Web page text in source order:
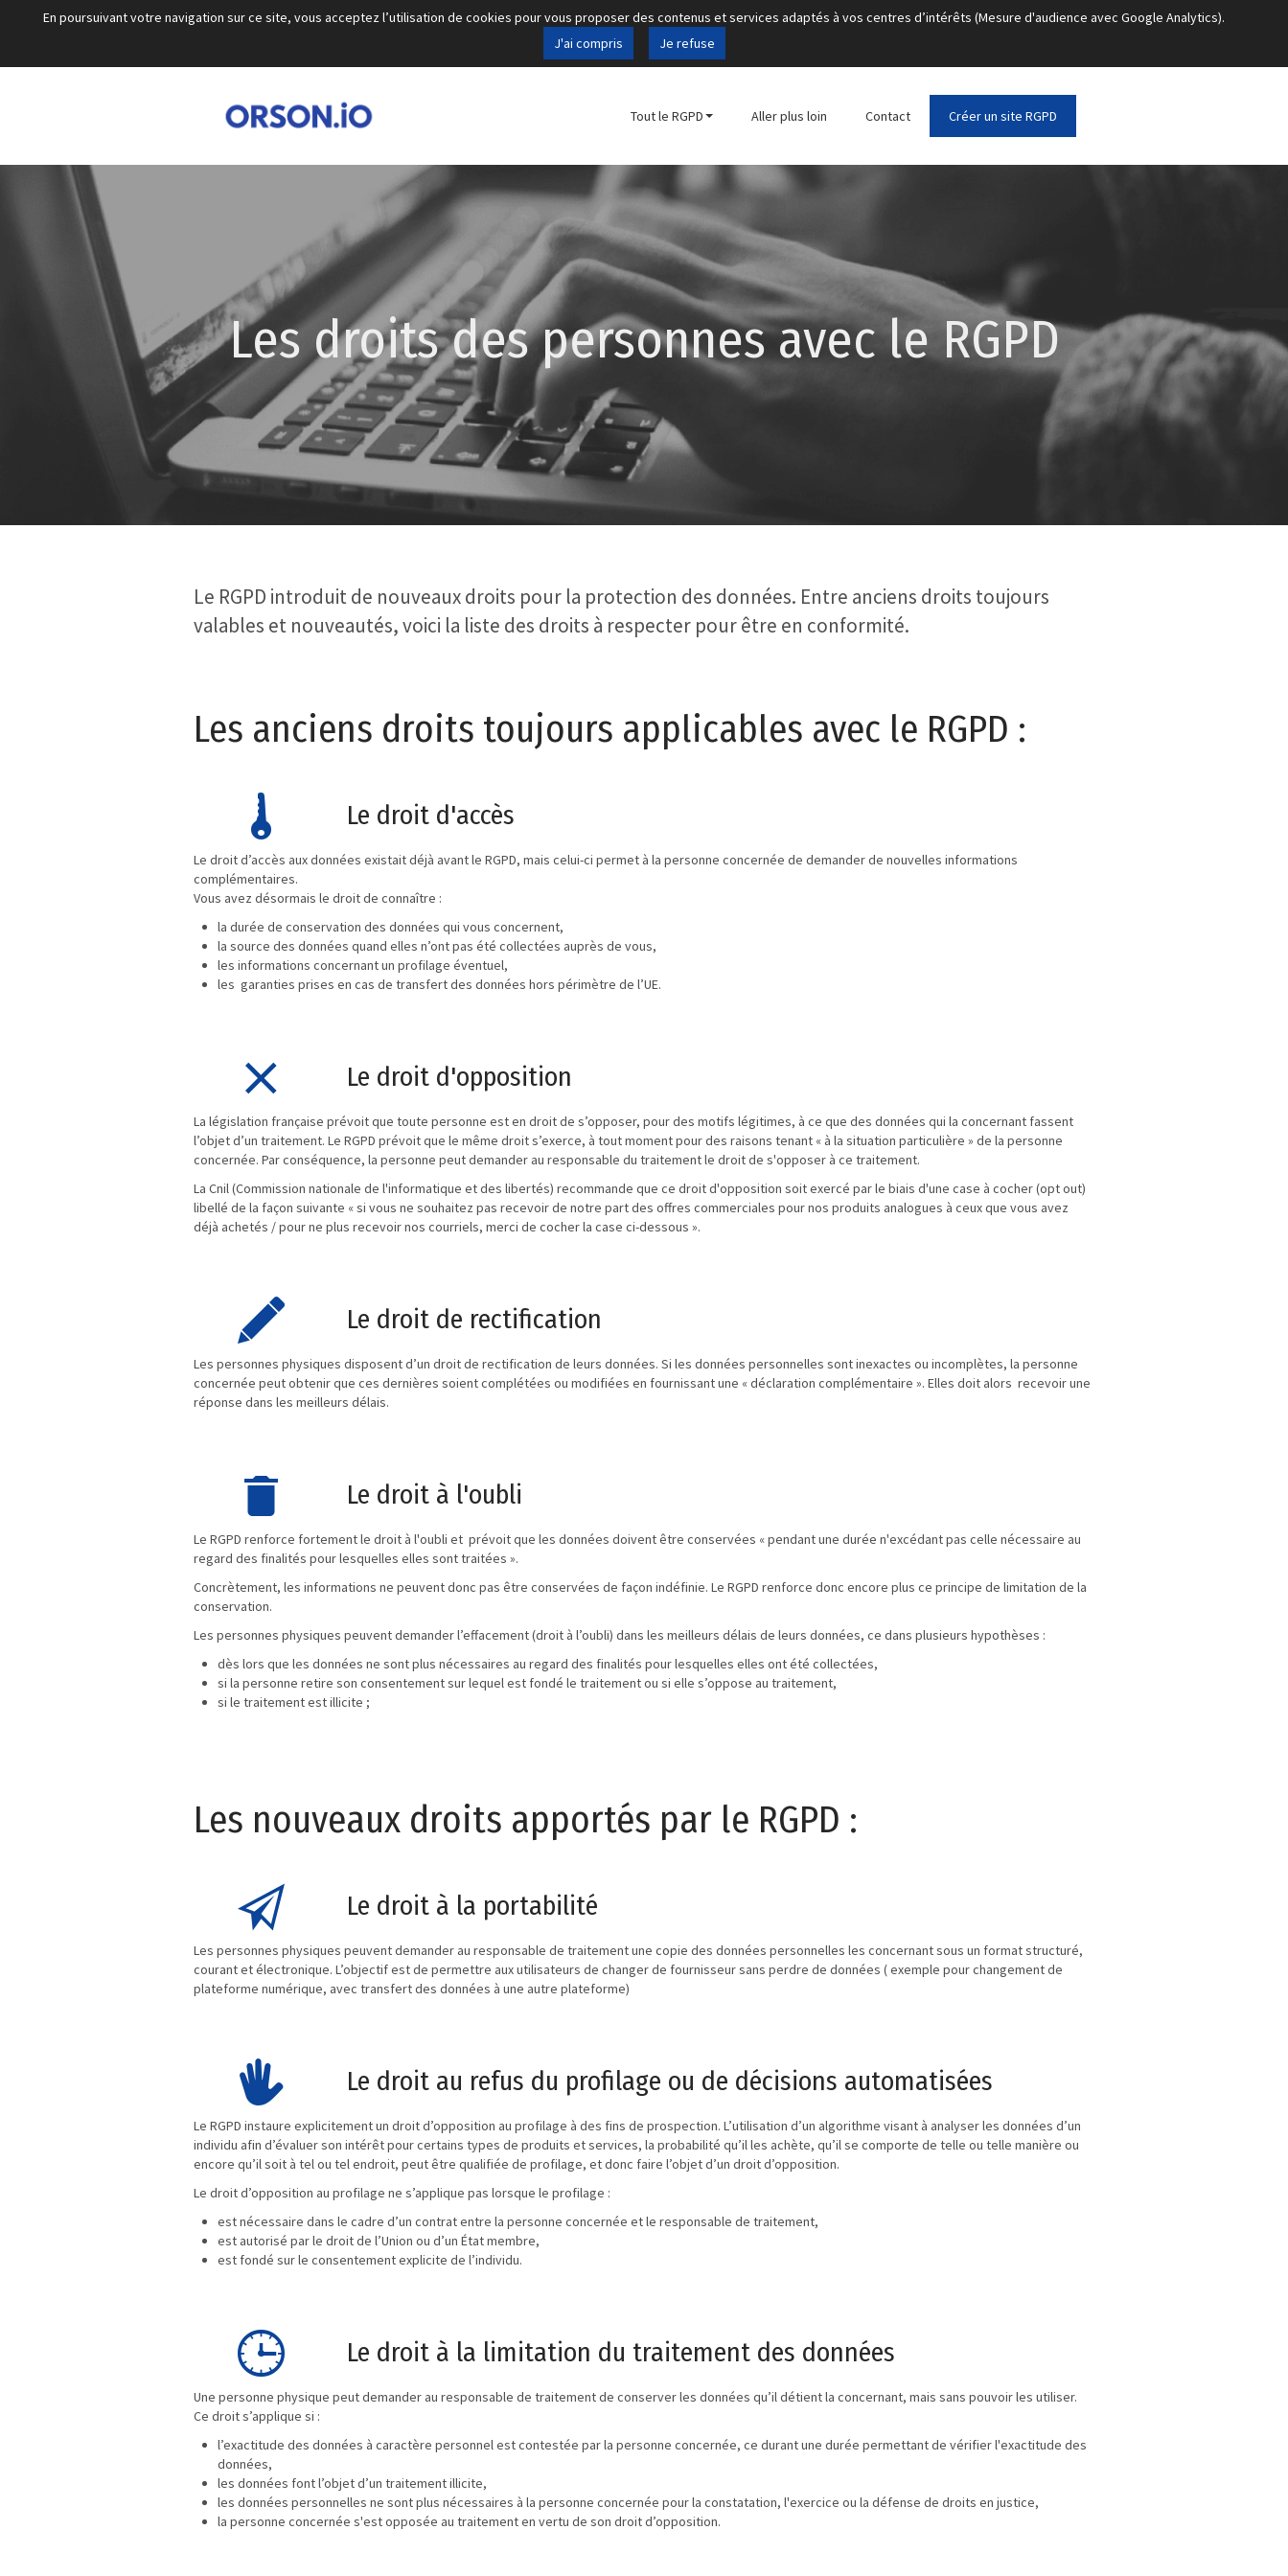
En poursuivant votre navigation sur ce site, vous acceptez l’utilisation de cookies pour vous proposer des contenus et services adaptés à vos centres d’intérêts (Mesure d'audience avec Google Analytics).
J'ai compris
Je refuse
Tout le RGPD Aller plus loin Contact Créer un site RGPD
Les droits des personnes avec le RGPD
Le RGPD introduit de nouveaux droits pour la protection des données. Entre anciens droits toujours
valables et nouveautés, voici la liste des droits à respecter pour être en conformité.
Les anciens droits toujours applicables avec le RGPD :
Le droit d'accès
Le droit d’accès aux données existait déjà avant le RGPD, mais celui-ci permet à la personne concernée de demander de nouvelles informations
complémentaires.
Vous avez désormais le droit de connaître :
la durée de conservation des données qui vous concernent,
la source des données quand elles n’ont pas été collectées auprès de vous,
les informations concernant un profilage éventuel,
les garanties prises en cas de transfert des données hors périmètre de l’UE.
Le droit d'opposition
La législation française prévoit que toute personne est en droit de s’opposer, pour des motifs légitimes, à ce que des données qui la concernant fassent
l’objet d’un traitement. Le RGPD prévoit que le même droit s’exerce, à tout moment pour des raisons tenant « à la situation particulière » de la personne
concernée. Par conséquence, la personne peut demander au responsable du traitement le droit de s'opposer à ce traitement.
La Cnil (Commission nationale de l'informatique et des libertés) recommande que ce droit d'opposition soit exercé par le biais d'une case à cocher (opt out)
libellé de la façon suivante « si vous ne souhaitez pas recevoir de notre part des offres commerciales pour nos produits analogues à ceux que vous avez
déjà achetés / pour ne plus recevoir nos courriels, merci de cocher la case ci-dessous ».
Le droit de rectification
Les personnes physiques disposent d’un droit de rectification de leurs données. Si les données personnelles sont inexactes ou incomplètes, la personne
concernée peut obtenir que ces dernières soient complétées ou modifiées en fournissant une « déclaration complémentaire ». Elles doit alors recevoir une
réponse dans les meilleurs délais.
Le droit à l'oubli
Le RGPD renforce fortement le droit à l'oubli et prévoit que les données doivent être conservées « pendant une durée n'excédant pas celle nécessaire au
regard des finalités pour lesquelles elles sont traitées ».
Concrètement, les informations ne peuvent donc pas être conservées de façon indéfinie. Le RGPD renforce donc encore plus ce principe de limitation de la
conservation.
Les personnes physiques peuvent demander l’effacement (droit à l’oubli) dans les meilleurs délais de leurs données, ce dans plusieurs hypothèses :
dès lors que les données ne sont plus nécessaires au regard des finalités pour lesquelles elles ont été collectées,
si la personne retire son consentement sur lequel est fondé le traitement ou si elle s’oppose au traitement,
si le traitement est illicite ;
Les nouveaux droits apportés par le RGPD :
Le droit à la portabilité
Les personnes physiques peuvent demander au responsable de traitement une copie des données personnelles les concernant sous un format structuré,
courant et électronique. L’objectif est de permettre aux utilisateurs de changer de fournisseur sans perdre de données ( exemple pour changement de
plateforme numérique, avec transfert des données à une autre plateforme)
Le droit au refus du profilage ou de décisions automatisées
Le RGPD instaure explicitement un droit d’opposition au profilage à des fins de prospection. L’utilisation d’un algorithme visant à analyser les données d’un
individu afin d’évaluer son intérêt pour certains types de produits et services, la probabilité qu’il les achète, qu’il se comporte de telle ou telle manière ou
encore qu’il soit à tel ou tel endroit, peut être qualifiée de profilage, et donc faire l’objet d’un droit d’opposition.
Le droit d’opposition au profilage ne s’applique pas lorsque le profilage :
est nécessaire dans le cadre d’un contrat entre la personne concernée et le responsable de traitement,
est autorisé par le droit de l’Union ou d’un État membre,
est fondé sur le consentement explicite de l’individu.
Le droit à la limitation du traitement des données
Une personne physique peut demander au responsable de traitement de conserver les données qu’il détient la concernant, mais sans pouvoir les utiliser.
Ce droit s’applique si :
l’exactitude des données à caractère personnel est contestée par la personne concernée, ce durant une durée permettant de vérifier l'exactitude des
données,
les données font l’objet d’un traitement illicite,
les données personnelles ne sont plus nécessaires à la personne concernée pour la constatation, l'exercice ou la défense de droits en justice,
la personne concernée s'est opposée au traitement en vertu de son droit d’opposition.